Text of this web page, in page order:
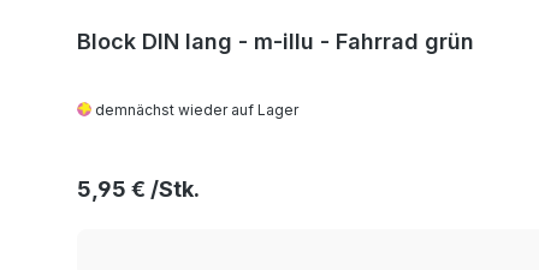
Block DIN lang - m-illu - Fahrrad grün
demnächst wieder auf Lager
Regulärer Preis:
5,95 €